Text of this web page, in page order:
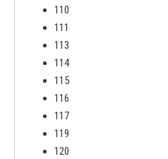
110
111
113
114
115
116
117
119
120